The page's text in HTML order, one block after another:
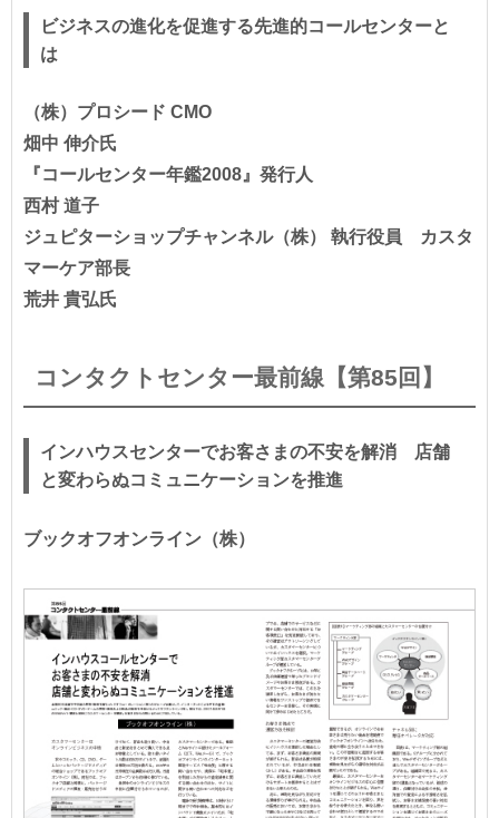
ビジネスの進化を促進する先進的コールセンターと
は
（株）プロシード CMO
畑中 伸介氏
『コールセンター年鑑2008』発行人
西村 道子
ジュピターショップチャンネル（株） 執行役員 カスタ
マーケア部長
荒井 貴弘氏
コンタクトセンター最前線【第85回】
インハウスセンターでお客さまの不安を解消 店舗
と変わらぬコミュニケーションを推進
ブックオフオンライン（株）